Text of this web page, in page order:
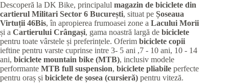
Descoperă la DK Bike, principalul magazin de biciclete din
cartierul Militari Sector 6 București, situat pe Șoseaua
Virtuții 46Bis, în apropierea frumoasei zone a Lacului Morii
și a Cartierului Crângași, gama noastră largă de biciclete
pentru toate vârstele și preferințele. Oferim biciclete copii
ieftine pentru varste cuprinse intre 3- 5 ani ,7 - 10 ani, 10 - 14
ani, biciclete mountain bike (MTB), inclusiv modele
performante MTB full suspension, biciclete pliabile perfecte
pentru oraș și biciclete de șosea (cursieră) pentru viteză.